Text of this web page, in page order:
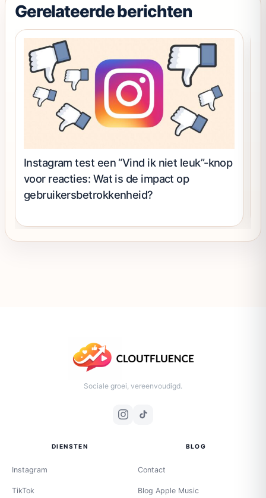
Gerelateerde berichten
Instagram test een “Vind ik niet leuk”-knop
voor reacties: Wat is de impact op
gebruikersbetrokkenheid?
Sociale groei, vereenvoudigd.
DIENSTEN
Instagram
TikTok
BLOG
Contact
Blog Apple Music